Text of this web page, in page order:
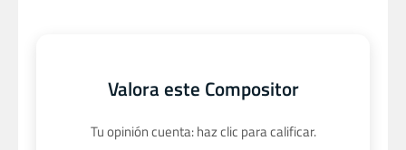
Valora este Compositor
Tu opinión cuenta: haz clic para calificar.